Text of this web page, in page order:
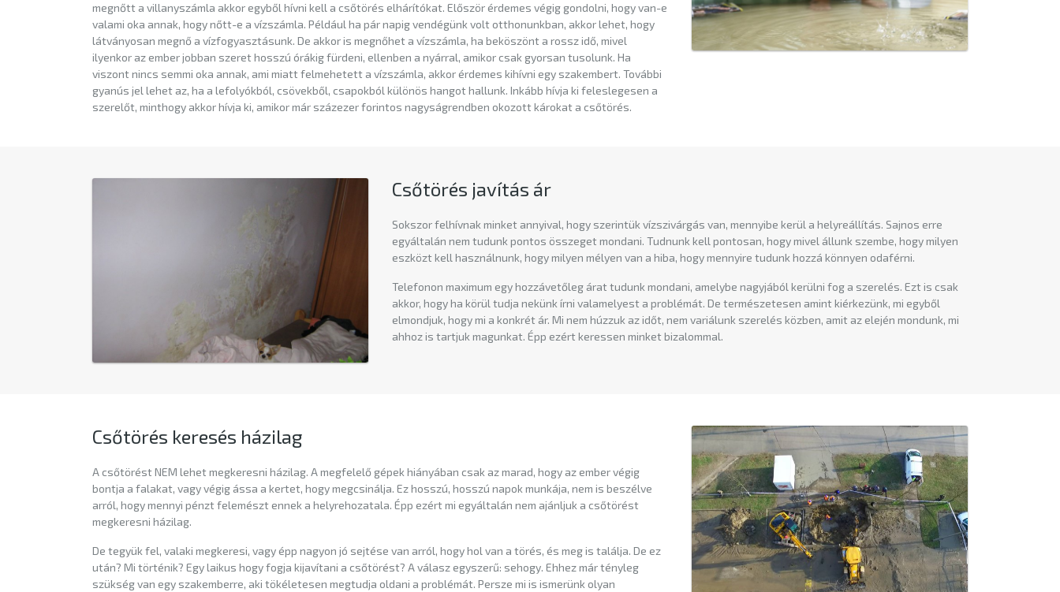
megnőtt a villanyszámla akkor egyből hívni kell a csőtörés elhárítókat. Először érdemes végig gondolni, hogy van-e
valami oka annak, hogy nőtt-e a vízszámla. Például ha pár napig vendégünk volt otthonunkban, akkor lehet, hogy
látványosan megnő a vízfogyasztásunk. De akkor is megnőhet a vízszámla, ha beköszönt a rossz idő, mivel
ilyenkor az ember jobban szeret hosszú órákig fürdeni, ellenben a nyárral, amikor csak gyorsan tusolunk. Ha
viszont nincs semmi oka annak, ami miatt felmehetett a vízszámla, akkor érdemes kihívni egy szakembert. További
gyanús jel lehet az, ha a lefolyókból, csövekből, csapokból különös hangot hallunk. Inkább hívja ki feleslegesen a
szerelőt, minthogy akkor hívja ki, amikor már százezer forintos nagyságrendben okozott károkat a csőtörés.
Csőtörés javítás ár
Sokszor felhívnak minket annyival, hogy szerintük vízszivárgás van, mennyibe kerül a helyreállítás. Sajnos erre
egyáltalán nem tudunk pontos összeget mondani. Tudnunk kell pontosan, hogy mivel állunk szembe, hogy milyen
eszközt kell használnunk, hogy milyen mélyen van a hiba, hogy mennyire tudunk hozzá könnyen odaférni.
Telefonon maximum egy hozzávetőleg árat tudunk mondani, amelybe nagyjából kerülni fog a szerelés. Ezt is csak
akkor, hogy ha körül tudja nekünk írni valamelyest a problémát. De természetesen amint kiérkezünk, mi egyből
elmondjuk, hogy mi a konkrét ár. Mi nem húzzuk az időt, nem variálunk szerelés közben, amit az elején mondunk, mi
ahhoz is tartjuk magunkat. Épp ezért keressen minket bizalommal.
Csőtörés keresés házilag
A csőtörést NEM lehet megkeresni házilag. A megfelelő gépek hiányában csak az marad, hogy az ember végig
bontja a falakat, vagy végig ássa a kertet, hogy megcsinálja. Ez hosszú, hosszú napok munkája, nem is beszélve
arról, hogy mennyi pénzt felemészt ennek a helyrehozatala. Épp ezért mi egyáltalán nem ajánljuk a csőtörést
megkeresni házilag.
De tegyük fel, valaki megkeresi, vagy épp nagyon jó sejtése van arról, hogy hol van a törés, és meg is találja. De ez
után? Mi történik? Egy laikus hogy fogja kijavítani a csőtörést? A válasz egyszerű: sehogy. Ehhez már tényleg
szükség van egy szakemberre, aki tökéletesen megtudja oldani a problémát. Persze mi is ismerünk olyan